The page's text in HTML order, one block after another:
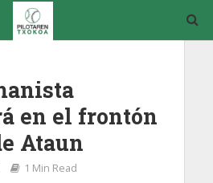
en el frontón
Ataun
1 Min Read